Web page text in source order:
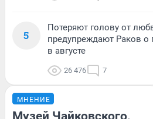
5
Потеряют голову от
предупреждают Раков
в августе
26 476 7
МНЕНИЕ
Музей Чайковского,